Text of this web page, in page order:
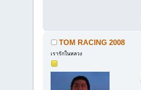
TOM RACING 2008
เรารักในหลวง